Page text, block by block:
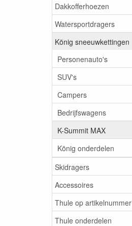
Dakkofferhoezen
Watersportdragers
König sneeuwkettingen
Personenauto's
SUV's
Campers
Bedrijfswagens
K-Summit MAX
König onderdelen
Skidragers
Accessoires
Thule op artikelnummer
Thule onderdelen